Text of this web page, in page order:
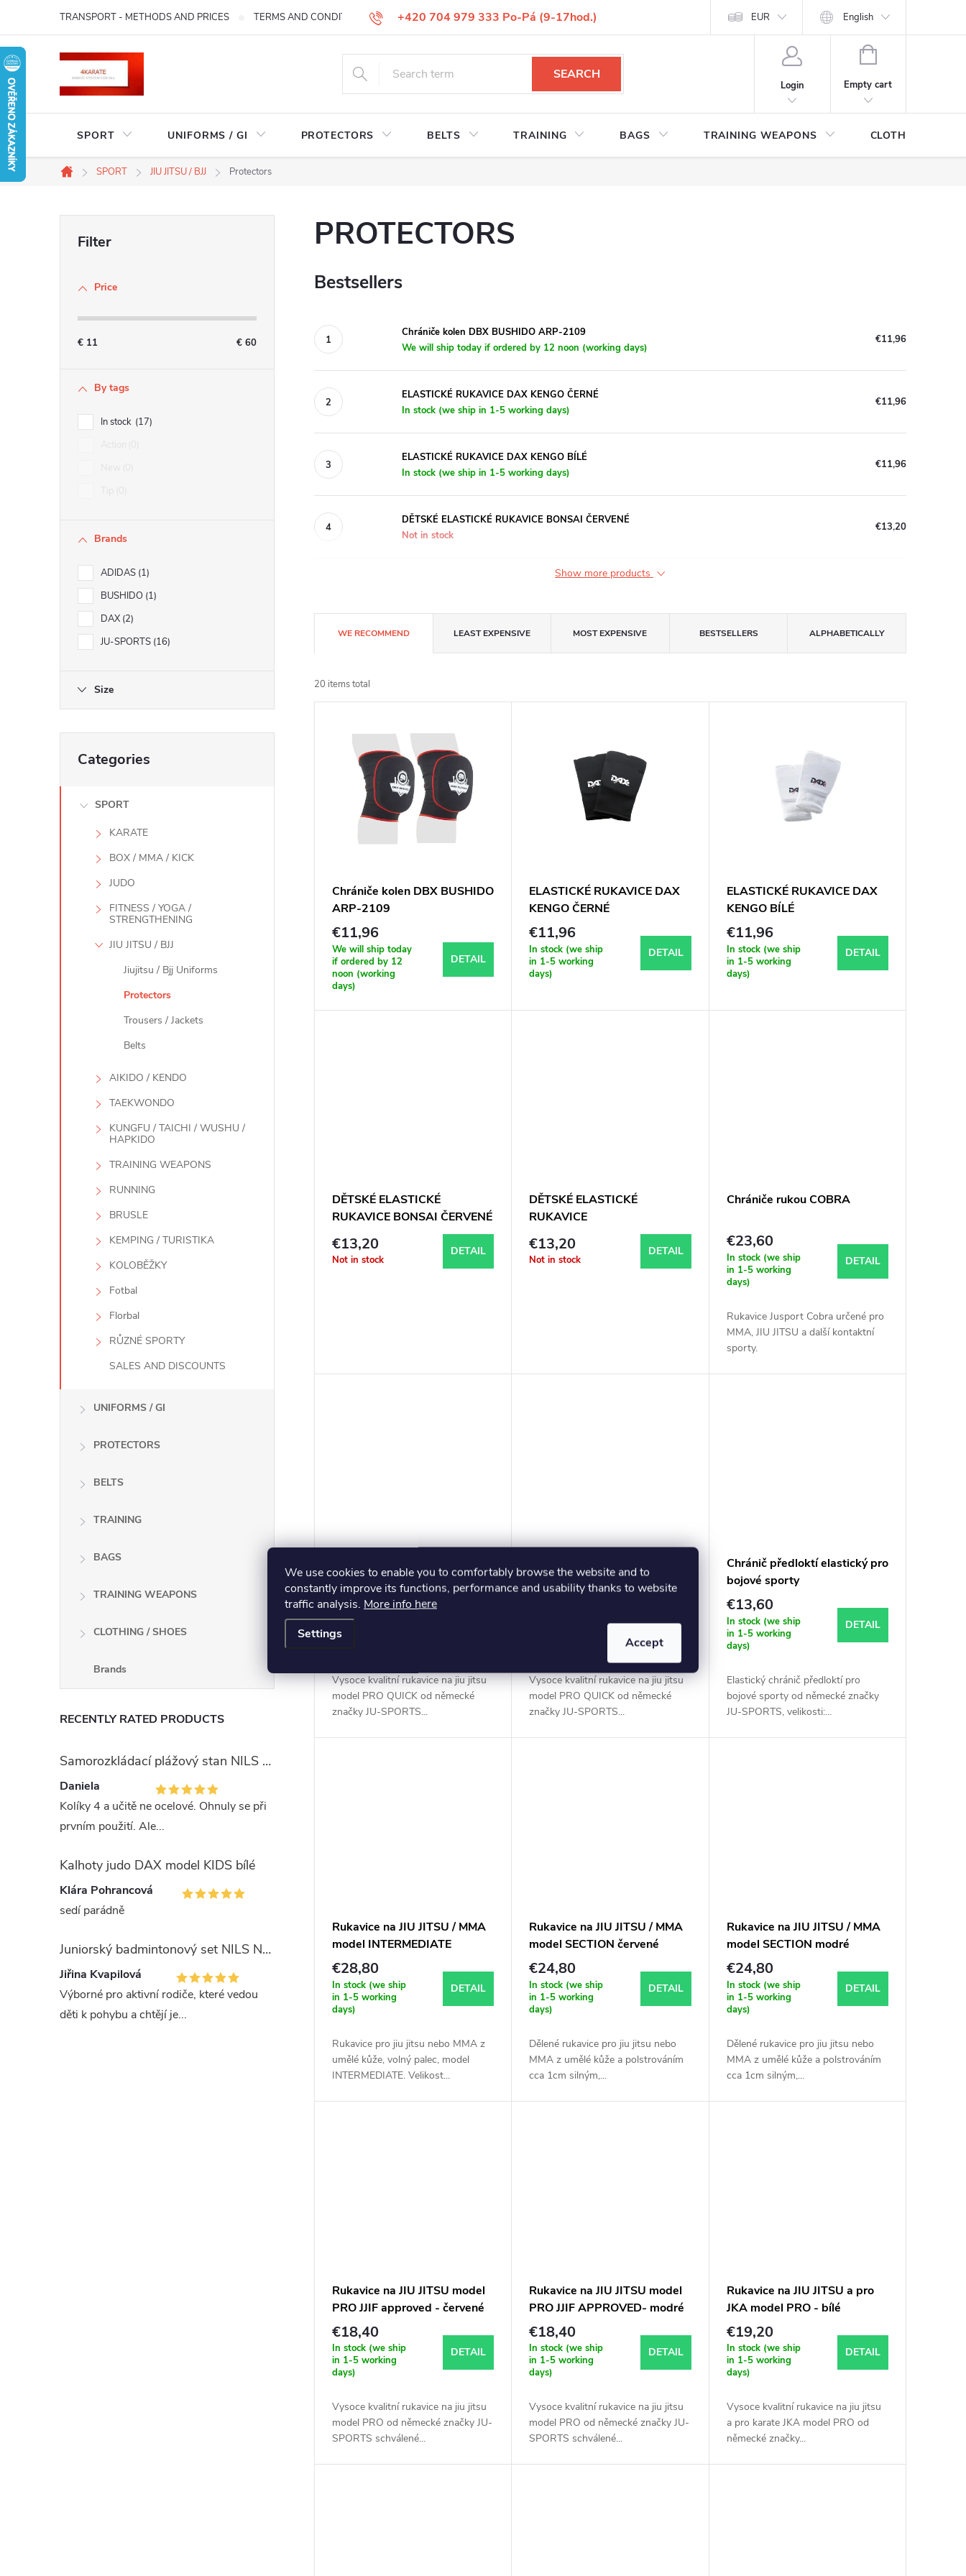
We use cookies to enable you to comfortably browse the website and to
constantly improve its functions, performance and usability thanks to website
traffic analysis. More info here
Settings
Accept
content
+420 704 979 333 Po-Pá (9-17hod.)
TRANSPORT - METHODS AND PRICES TERMS AND CONDITIONS GOODS REPLACEMENT COMPLAINT GOODS WITHDRAWAL FROM THE PURCHASE AGREEMENT PERSONAL
EUR English
SEARCH
Login
SHOPPING
Empty cart
SPORT UNIFORMS / GI PROTECTORS BELTS TRAINING BAGS TRAINING WEAPONS CLOTHING /
Home
SPORT JIU JITSU / BJJ Protectors
Price
€ 11 € 60
By tags
In stock 17
Brands
ADIDAS 1
BUSHIDO 1
DAX 2
JU-SPORTS 16
Size
categories
Categories
SPORT
KARATE
BOX / MMA / KICK
JUDO
FITNESS / YOGA /
STRENGTHENING
JIU JITSU / BJJ
Jiujitsu / Bjj Uniforms
Protectors
Trousers / Jackets
Belts
AIKIDO / KENDO
TAEKWONDO
KUNGFU / TAICHI / WUSHU /
HAPKIDO
TRAINING WEAPONS
RUNNING
BRUSLE
KEMPING / TURISTIKA
KOLOBĚŽKY
Fotbal
Florbal
RŮZNÉ SPORTY
SALES AND DISCOUNTS
UNIFORMS / GI
PROTECTORS
BELTS
TRAINING
BAGS
TRAINING WEAPONS
CLOTHING / SHOES
Brands
RECENTLY RATED PRODUCTS
Samorozkládací plážový stan NILS Camp NC3743 modrý
Daniela
Kolíky 4 a učitě ne ocelové. Ohnuly se při
prvním použití. Ale...
Kalhoty judo DAX model KIDS bílé
Klára Pohrancová
sedí parádně
Juniorský badmintonový set NILS NRZ051
Jiřina Kvapilová
Výborné pro aktivní rodiče, které vedou
děti k pohybu a chtějí je...
PROTECTORS
Bestsellers
Chrániče kolen DBX BUSHIDO ARP-2109
We will ship today if ordered by 12 noon (working days)
€11,96
ELASTICKÉ RUKAVICE DAX KENGO ČERNÉ
In stock (we ship in 1-5 working days)
€11,96
ELASTICKÉ RUKAVICE DAX KENGO BÍLÉ
In stock (we ship in 1-5 working days)
€11,96
DĚTSKÉ ELASTICKÉ RUKAVICE BONSAI ČERVENÉ
Not in stock
€13,20
Show more products
r
o
WE RECOMMEND LEAST EXPENSIVE MOST EXPENSIVE BESTSELLERS ALPHABETICALLY
20 items total
o
Chrániče kolen DBX BUSHIDO
ARP-2109
€11,96
We will ship today
if ordered by 12
noon (working
days)
DETAIL
ELASTICKÉ RUKAVICE DAX
KENGO ČERNÉ
€11,96
In stock (we ship
in 1-5 working
days)
DETAIL
ELASTICKÉ RUKAVICE DAX
KENGO BÍLÉ
€11,96
In stock (we ship
in 1-5 working
days)
DETAIL
DĚTSKÉ ELASTICKÉ
RUKAVICE BONSAI ČERVENÉ
€13,20
Not in stock
DETAIL
DĚTSKÉ ELASTICKÉ
RUKAVICE
€13,20
Not in stock
DETAIL
Chrániče rukou COBRA
€23,60
In stock (we ship
in 1-5 working
days)
DETAIL
Rukavice Jusport Cobra určené pro
MMA, JIU JITSU a další kontaktní
sporty.
PRO QUICK JJIF APPROVED-
červené
€21,20
In stock (we ship
in 1-5 working
Vysoce kvalitní rukavice na jiu jitsu
model PRO QUICK od německé
značky JU-SPORTS...
PRO QUICK JJIF APPROVED-
DETAIL
Vysoce kvalitní rukavice na jiu jitsu
model PRO QUICK od německé
značky JU-SPORTS...
Chránič předloktí elastický pro
bojové sporty
€13,60
In stock (we ship
in 1-5 working
days)
DETAIL
Elastický chránič předloktí pro
bojové sporty od německé značky
JU-SPORTS, velikosti:...
Rukavice na JIU JITSU / MMA
model INTERMEDIATE
červené
€28,80
In stock (we ship
in 1-5 working
days)
DETAIL
Rukavice pro jiu jitsu nebo MMA z
umělé kůže, volný palec, model
INTERMEDIATE. Velikost...
Rukavice na JIU JITSU / MMA
model SECTION červené
€24,80
In stock (we ship
in 1-5 working
days)
DETAIL
Dělené rukavice pro jiu jitsu nebo
MMA z umělé kůže a polstrováním
cca 1cm silným,...
Rukavice na JIU JITSU / MMA
model SECTION modré
€24,80
In stock (we ship
in 1-5 working
days)
DETAIL
Dělené rukavice pro jiu jitsu nebo
MMA z umělé kůže a polstrováním
cca 1cm silným,...
Rukavice na JIU JITSU model
PRO JJIF approved - červené
€18,40
In stock (we ship
in 1-5 working
days)
DETAIL
Vysoce kvalitní rukavice na jiu jitsu
model PRO od německé značky JU-
SPORTS schválené...
Rukavice na JIU JITSU model
PRO JJIF APPROVED- modré
€18,40
In stock (we ship
in 1-5 working
days)
DETAIL
Vysoce kvalitní rukavice na jiu jitsu
model PRO od německé značky JU-
SPORTS schválené...
Rukavice na JIU JITSU a pro
JKA model PRO - bílé
€19,20
In stock (we ship
in 1-5 working
days)
DETAIL
Vysoce kvalitní rukavice na jiu jitsu
a pro karate JKA model PRO od
německé značky...